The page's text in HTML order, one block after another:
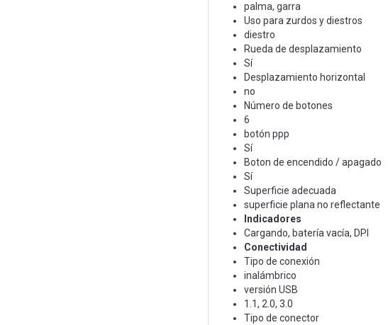
palma, garra
Uso para zurdos y diestros
diestro
Rueda de desplazamiento
Sí
Desplazamiento horizontal
no
Número de botones
6
botón ppp
Sí
Boton de encendido / apagado
Sí
Superficie adecuada
superficie plana no reflectante
Indicadores
Cargando, batería vacía, DPI
Conectividad
Tipo de conexión
inalámbrico
versión USB
1.1, 2.0, 3.0
Tipo de conector